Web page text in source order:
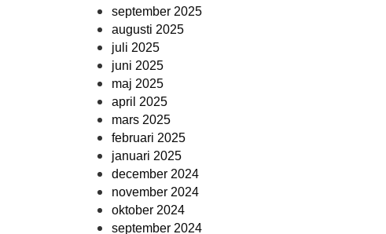
september 2025
augusti 2025
juli 2025
juni 2025
maj 2025
april 2025
mars 2025
februari 2025
januari 2025
december 2024
november 2024
oktober 2024
september 2024